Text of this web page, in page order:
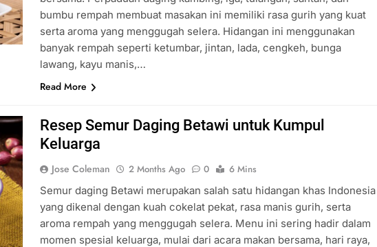
bumbu rempah membuat masakan ini memiliki rasa gurih yang kuat
serta aroma yang menggugah selera. Hidangan ini menggunakan
banyak rempah seperti ketumbar, jintan, lada, cengkeh, bunga
lawang, kayu manis,…
Read More
Resep Semur Daging Betawi untuk Kumpul
Keluarga
Jose Coleman 2 Months Ago 0
6 Mins
Semur daging Betawi merupakan salah satu hidangan khas Indonesia
yang dikenal dengan kuah cokelat pekat, rasa manis gurih, serta
aroma rempah yang menggugah selera. Menu ini sering hadir dalam
momen spesial keluarga, mulai dari acara makan bersama, hari raya,